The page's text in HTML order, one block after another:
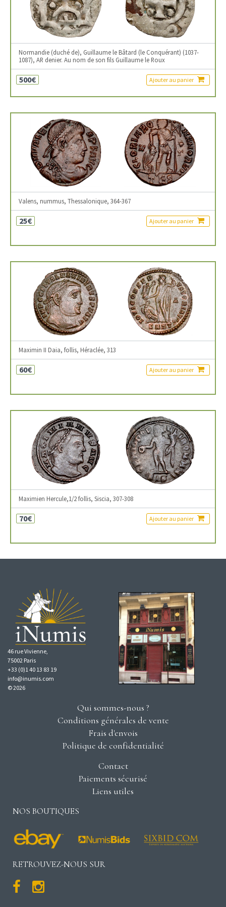
Normandie (duché de), Guillaume le Bâtard (le Conquérant) (1037-
1087), AR denier. Au nom de son fils Guillaume le Roux
500€ Ajouter au panier
Valens, nummus, Thessalonique, 364-367
25€ Ajouter au panier
Maximin II Daia, follis, Héraclée, 313
60€ Ajouter au panier
Maximien Hercule,1/2 follis, Siscia, 307-308
70€ Ajouter au panier
46 rue Vivienne,
75002 Paris
+33 (0)1 40 13 83 19
info@inumis.com
© 2026
Qui sommes-nous ?
Conditions générales de vente
Frais d'envois
Politique de confidentialité
Contact
Paiements sécurisé
Liens utiles
NOS BOUTIQUES
RETROUVEZ-NOUS SUR